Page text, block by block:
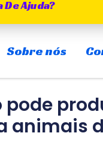
De Ajuda?
MAIN
Sobre nós
animais